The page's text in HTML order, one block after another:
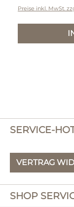
Preise inkl. MwSt.
SERVICE-
VERTRAG
SHOP